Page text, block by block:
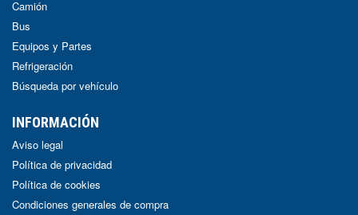
Camión
Bus
Equipos y Partes
Refrigeración
Búsqueda por vehículo
INFORMACIÓN
Aviso legal
Política de privacidad
Política de cookies
Condiciones generales de compra